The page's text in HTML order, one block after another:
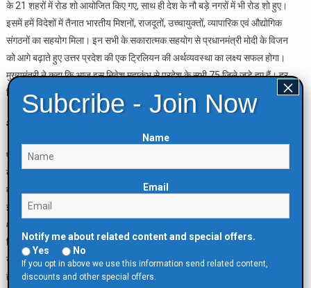
के 21 शहरों में रोड शो आयोजित किए गए, साथ ही देश के नौ बड़े नगरों में भी रोड शो हुए।
इसमें हमें विदेशों में तैनात भारतीय मिशनों, राजदूतों, उच्चायुक्तों, व्यापारिक एवं औद्योगिक
संगठनों का सहयोग मिला। इन सभी के सकारात्मक सहयोग से प्रधानमंत्री मोदी के विजन
को आगे बढ़ाते हुए उत्तर प्रदेश की एक ट्रिलियन की अर्थव्यवस्था का लक्ष्य सफल होगा।
मुख्यमंत्री ने कहा कि आज इस निवेश महाकुंभ से प्रदेश के सभी 75 जिले जुड़े हुए हैं। हर
जिले में निवेश के कार्यक्रम हो रहे हैं।
औद्योगिक विकास के लिए यूपी में है बेहतर पारिस्थितिकी तंत्र
प्रदेश की औद्योगिक नीति एवं सेक्टरोल पॉलिसी से परिचय कराते हुए उन्होंने कहा कि भारत
के फ़ूड बास्केट के रूप में जाना जाने वाला उत्तर प्रदेश खाद्यान्न, दूध, गन्ना समेत कई
वस्तुओं के उत्पादन में प्रथम स्थान पर है। सरकार ने आईटी, आईटीईएस, डेटा सेंटर,
ईएसडीएम, डिफेंस एवं एयरोस्पेस, इलेक्ट्रिक वाहन, टेक्सटाइल, एमएसएमई आदि विभिन्न
क्षेत्रों में निवेश आकर्षित करने के लिए लगभग 25 नीतियां तैयार करके औद्योगिक विकास के
लिए एक समग्र पारिस्थितिकी तंत्र बनाने की दिशा में अनेक सुधारात्मक कदम उठाए हैं।
यमुना एक्सप्रेस-वे के निकट राज्य का पहला मेडिकल डिवाइस पार्क का शुभारंभ किया गया
है। इसी प्रकार यमुना एक्सप्रेस-वे क्षेत्र में फिल्म सिटी, टॉय पार्क, अपैरल पार्क,
Subcribe - Join Now
Name
Email
Notify me about related content and special offers.
Yes
No
If you opt in above we use this information send related content,
discounts and other special offers.
×